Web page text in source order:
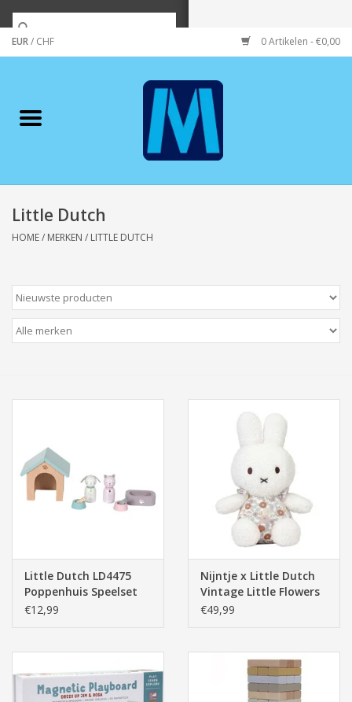
EUR/ CHF 0 Artikelen - €0,00
Merken
Wonen/koken/huishouden
Wenskaarten
Zeeuws/Streek
Elektra
Speelgoed & hobby
Cadeau & feest
Contact/Locatie
Veiligheid
Little Dutch
HOME/ MERKEN / LITTLE DUTCH
Little Dutch LD4475
Poppenhuis Speelset
Huisdieren
€12,99
Nijntje x Little Dutch
Vintage Little Flowers
Knuffel 60cm
€49,99